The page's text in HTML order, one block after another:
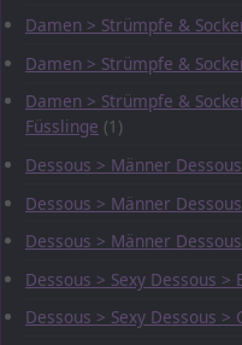
Damen > Strümpfe &
Damen > Strümpfe &
Damen > Strümpfe &
Füsslinge (1)
Dessous > Männer
Dessous > Männer
Dessous > Männer
Dessous > Sexy Dessous >
Dessous > Sexy Dessous >